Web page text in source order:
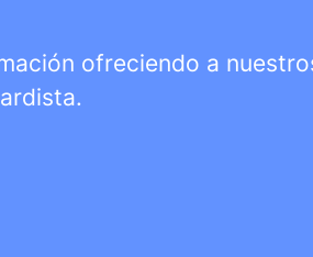
ofreciendo a